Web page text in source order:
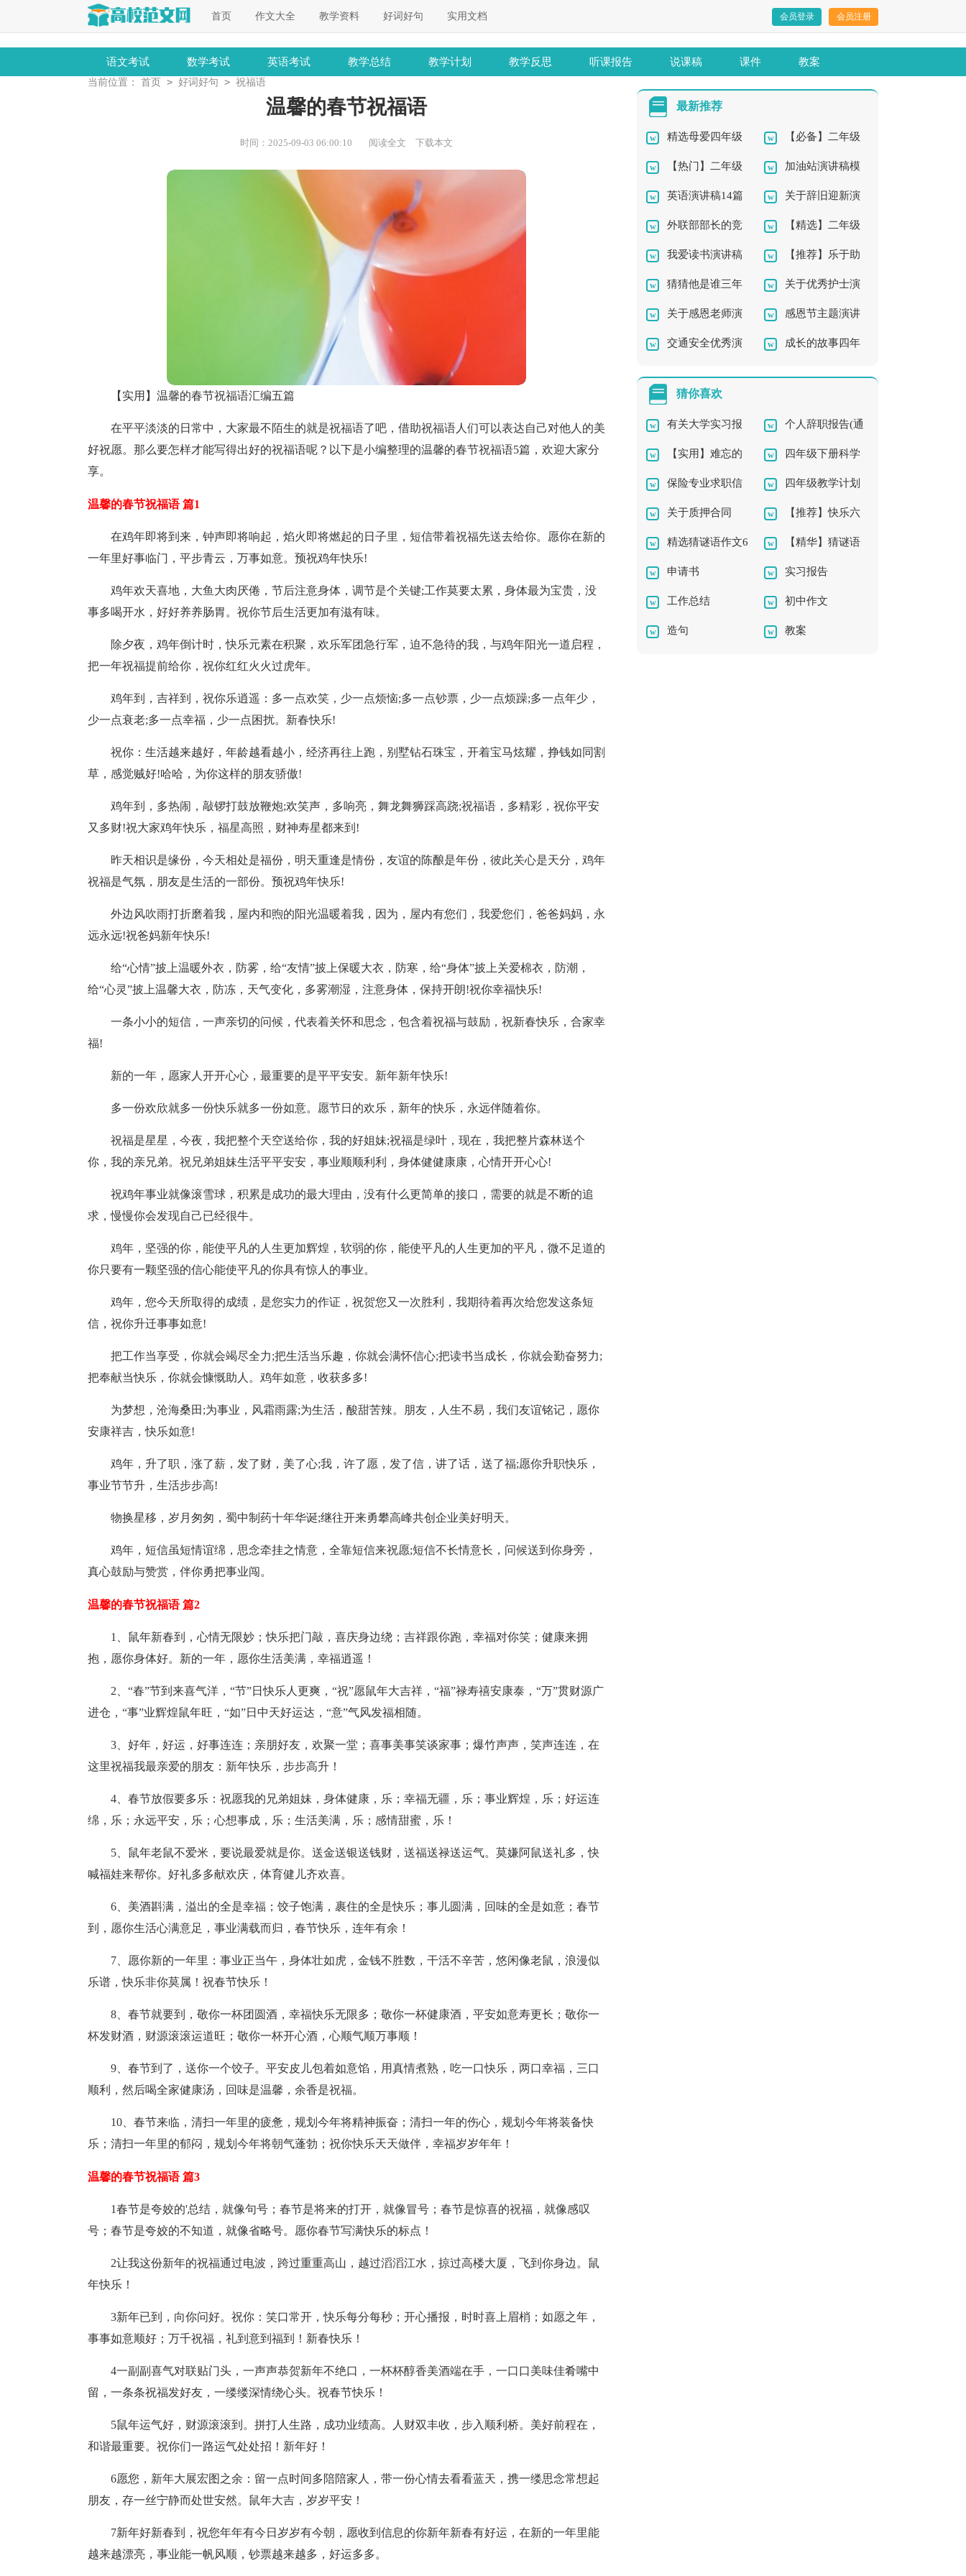
首页 作文大全 教学资料 好词好句 实用文档 会员登录 会员注册
语文考试 数学考试 英语考试 教学总结 教学计划 教学反思 听课报告 说课稿 课件 教案
当前位置： 首页 > 好词好句 > 祝福语
温馨的春节祝福语
时间：2025-09-03 06:00:10 阅读全文 下载本文
【实用】温馨的春节祝福语汇编五篇
在平平淡淡的日常中，大家最不陌生的就是祝福语了吧，借助祝福语人们可以表达自己对他人的美
好祝愿。那么要怎样才能写得出好的祝福语呢？以下是小编整理的温馨的春节祝福语5篇，欢迎大家分
享。
温馨的春节祝福语 篇1
在鸡年即将到来，钟声即将响起，焰火即将燃起的日子里，短信带着祝福先送去给你。愿你在新的
一年里好事临门，平步青云，万事如意。预祝鸡年快乐!
鸡年欢天喜地，大鱼大肉厌倦，节后注意身体，调节是个关键;工作莫要太累，身体最为宝贵，没
事多喝开水，好好养养肠胃。祝你节后生活更加有滋有味。
除夕夜，鸡年倒计时，快乐元素在积聚，欢乐军团急行军，迫不急待的我，与鸡年阳光一道启程，
把一年祝福提前给你，祝你红红火火过虎年。
鸡年到，吉祥到，祝你乐逍遥：多一点欢笑，少一点烦恼;多一点钞票，少一点烦躁;多一点年少，
少一点衰老;多一点幸福，少一点困扰。新春快乐!
祝你：生活越来越好，年龄越看越小，经济再往上跑，别墅钻石珠宝，开着宝马炫耀，挣钱如同割
草，感觉贼好!哈哈，为你这样的朋友骄傲!
鸡年到，多热闹，敲锣打鼓放鞭炮;欢笑声，多响亮，舞龙舞狮踩高跷;祝福语，多精彩，祝你平安
又多财!祝大家鸡年快乐，福星高照，财神寿星都来到!
昨天相识是缘份，今天相处是福份，明天重逢是情份，友谊的陈酿是年份，彼此关心是天分，鸡年
祝福是气氛，朋友是生活的一部份。预祝鸡年快乐!
外边风吹雨打折磨着我，屋内和煦的阳光温暖着我，因为，屋内有您们，我爱您们，爸爸妈妈，永
远永远!祝爸妈新年快乐!
给“心情”披上温暖外衣，防雾，给“友情”披上保暖大衣，防寒，给“身体”披上关爱棉衣，防潮，
给“心灵”披上温馨大衣，防冻，天气变化，多雾潮湿，注意身体，保持开朗!祝你幸福快乐!
一条小小的短信，一声亲切的问候，代表着关怀和思念，包含着祝福与鼓励，祝新春快乐，合家幸
福!
新的一年，愿家人开开心心，最重要的是平平安安。新年新年快乐!
多一份欢欣就多一份快乐就多一份如意。愿节日的欢乐，新年的快乐，永远伴随着你。
祝福是星星，今夜，我把整个天空送给你，我的好姐妹;祝福是绿叶，现在，我把整片森林送个
你，我的亲兄弟。祝兄弟姐妹生活平平安安，事业顺顺利利，身体健健康康，心情开开心心!
祝鸡年事业就像滚雪球，积累是成功的最大理由，没有什么更简单的接口，需要的就是不断的追
求，慢慢你会发现自己已经很牛。
鸡年，坚强的你，能使平凡的人生更加辉煌，软弱的你，能使平凡的人生更加的平凡，微不足道的
你只要有一颗坚强的信心能使平凡的你具有惊人的事业。
鸡年，您今天所取得的成绩，是您实力的作证，祝贺您又一次胜利，我期待着再次给您发这条短
信，祝你升迁事事如意!
把工作当享受，你就会竭尽全力;把生活当乐趣，你就会满怀信心;把读书当成长，你就会勤奋努力;
把奉献当快乐，你就会慷慨助人。鸡年如意，收获多多!
为梦想，沧海桑田;为事业，风霜雨露;为生活，酸甜苦辣。朋友，人生不易，我们友谊铭记，愿你
安康祥吉，快乐如意!
鸡年，升了职，涨了薪，发了财，美了心;我，许了愿，发了信，讲了话，送了福;愿你升职快乐，
事业节节升，生活步步高!
物换星移，岁月匆匆，蜀中制药十年华诞;继往开来勇攀高峰共创企业美好明天。
鸡年，短信虽短情谊绵，思念牵挂之情意，全靠短信来祝愿;短信不长情意长，问候送到你身旁，
真心鼓励与赞赏，伴你勇把事业闯。
温馨的春节祝福语 篇2
1、鼠年新春到，心情无限妙；快乐把门敲，喜庆身边绕；吉祥跟你跑，幸福对你笑；健康来拥
抱，愿你身体好。新的一年，愿你生活美满，幸福逍遥！
2、“春”节到来喜气洋，“节”日快乐人更爽，“祝”愿鼠年大吉祥，“福”禄寿禧安康泰，“万”贯财源广
进仓，“事”业辉煌鼠年旺，“如”日中天好运达，“意”气风发福相随。
3、好年，好运，好事连连；亲朋好友，欢聚一堂；喜事美事笑谈家事；爆竹声声，笑声连连，在
这里祝福我最亲爱的朋友：新年快乐，步步高升！
4、春节放假要多乐：祝愿我的兄弟姐妹，身体健康，乐；幸福无疆，乐；事业辉煌，乐；好运连
绵，乐；永远平安，乐；心想事成，乐；生活美满，乐；感情甜蜜，乐！
5、鼠年老鼠不爱米，要说最爱就是你。送金送银送钱财，送福送禄送运气。莫嫌阿鼠送礼多，快
喊福娃来帮你。好礼多多献欢庆，体育健儿齐欢喜。
6、美酒斟满，溢出的全是幸福；饺子饱满，裹住的全是快乐；事儿圆满，回味的全是如意；春节
到，愿你生活心满意足，事业满载而归，春节快乐，连年有余！
7、愿你新的一年里：事业正当午，身体壮如虎，金钱不胜数，干活不辛苦，悠闲像老鼠，浪漫似
乐谱，快乐非你莫属！祝春节快乐！
8、春节就要到，敬你一杯团圆酒，幸福快乐无限多；敬你一杯健康酒，平安如意寿更长；敬你一
杯发财酒，财源滚滚运道旺；敬你一杯开心酒，心顺气顺万事顺！
9、春节到了，送你一个饺子。平安皮儿包着如意馅，用真情煮熟，吃一口快乐，两口幸福，三口
顺利，然后喝全家健康汤，回味是温馨，余香是祝福。
10、春节来临，清扫一年里的疲惫，规划今年将精神振奋；清扫一年的伤心，规划今年将装备快
乐；清扫一年里的郁闷，规划今年将朝气蓬勃；祝你快乐天天做伴，幸福岁岁年年！
温馨的春节祝福语 篇3
1春节是夸姣的'总结，就像句号；春节是将来的打开，就像冒号；春节是惊喜的祝福，就像感叹
号；春节是夸姣的不知道，就像省略号。愿你春节写满快乐的标点！
2让我这份新年的祝福通过电波，跨过重重高山，越过滔滔江水，掠过高楼大厦，飞到你身边。鼠
年快乐！
3新年已到，向你问好。祝你：笑口常开，快乐每分每秒；开心播报，时时喜上眉梢；如愿之年，
事事如意顺好；万千祝福，礼到意到福到！新春快乐！
4一副副喜气对联贴门头，一声声恭贺新年不绝口，一杯杯醇香美酒端在手，一口口美味佳肴嘴中
留，一条条祝福发好友，一缕缕深情绕心头。祝春节快乐！
5鼠年运气好，财源滚滚到。拼打人生路，成功业绩高。人财双丰收，步入顺利桥。美好前程在，
和谐最重要。祝你们一路运气处处招！新年好！
6愿您，新年大展宏图之余：留一点时间多陪陪家人，带一份心情去看看蓝天，携一缕思念常想起
朋友，存一丝宁静而处世安然。鼠年大吉，岁岁平安！
7新年好新春到，祝您年年有今日岁岁有今朝，愿收到信息的你新年新春有好运，在新的一年里能
越来越漂亮，事业能一帆风顺，钞票越来越多，好运多多。
最新推荐
精选母爱四年级
作文集合七篇
【必备】二年级
作文300字集锦7篇
【热门】二年级
我的作文4篇
加油站演讲稿模
板合集8篇
英语演讲稿14篇 关于辞旧迎新演
讲稿七篇
外联部部长的竞
选演讲稿
【精选】二年级
草的作文合集七篇
我爱读书演讲稿
集锦七篇
【推荐】乐于助
人的二年级作文300字
三篇
猜猜他是谁三年
级作文
关于优秀护士演
讲稿模板集合八篇
关于感恩老师演
讲稿模板集锦5篇
感恩节主题演讲
稿
交通安全优秀演 成长的故事四年
猜你喜欢
有关大学实习报
告集锦五篇
个人辞职报告(通
用15篇)
【实用】难忘的
事二年级作文300字5
篇
四年级下册科学
教学计划
保险专业求职信
汇总8篇
四年级教学计划
汇总六篇
关于质押合同 【推荐】快乐六
一三年级作文300字合
集八篇
精选猜谜语作文6
篇
【精华】猜谜语
作文300字汇总9篇
申请书 实习报告
工作总结 初中作文
造句 教案